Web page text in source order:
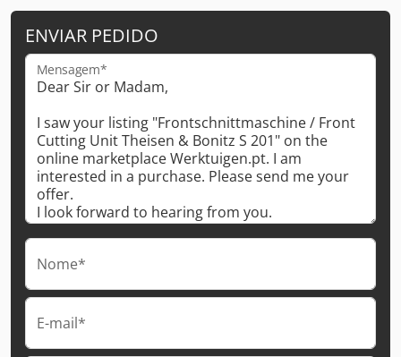
ENVIAR PEDIDO
Mensagem*
Nome*
E-mail*